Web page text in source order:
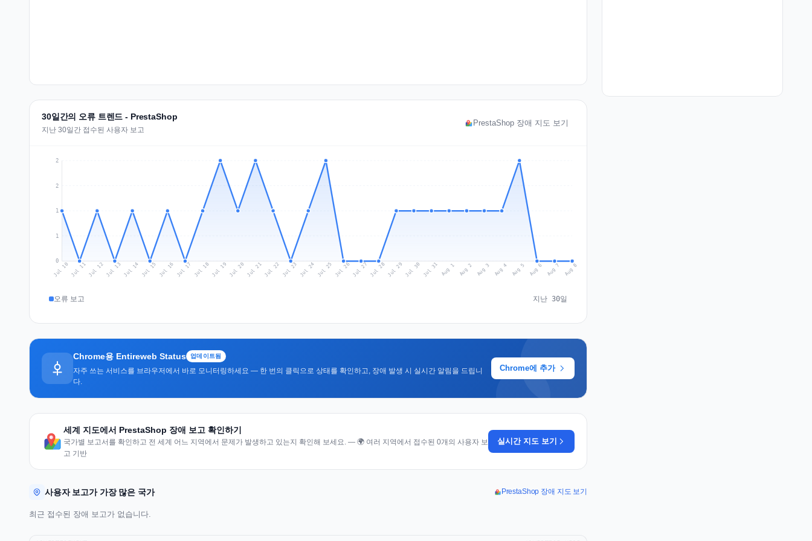
30일간의 오류 트렌드 - PrestaShop
지난 30일간 접수된 사용자 보고
PrestaShop 장애 지도 보기
0
1
1
2
2
Jul 10 Jul 11Jul 12Jul 13 Jul 14 Jul 15 Jul 16 Jul 17 Jul 18Jul 19 Jul 20 Jul 21Jul 22 Jul 23 Jul 24 Jul 25 Jul 26Jul 27 Jul 28Jul 29 Jul 30 Jul 31 Aug 1 Aug 2 Aug 3 Aug 4 Aug 5 Aug 6 Aug 7 Aug 8
오류 보고 지난 30일
Chrome용 Entireweb Status 업데이트됨
자주 쓰는 서비스를 브라우저에서 바로 모니터링하세요 — 한 번의 클릭으로 상태를 확인하고, 장애 발생 시 실시간 알림을 드립니
다.
Chrome에 추가
세계 지도에서 PrestaShop 장애 보고 확인하기
국가별 보고서를 확인하고 전 세계 어느 지역에서 문제가 발생하고 있는지 확인해 보세요. — 🌍 여러 지역에서 접수된 0개의 사용자 보
고 기반
실시간 지도 보기
사용자 보고가 가장 많은 국가 PrestaShop 장애 지도 보기
최근 접수된 장애 보고가 없습니다.